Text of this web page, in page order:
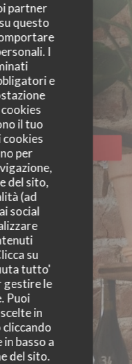
partner
questo
I
e
il tuo
cookies
per
del sito,
(ad
social
su
tutto'
gestire le
Puoi
in
basso a
del sito.